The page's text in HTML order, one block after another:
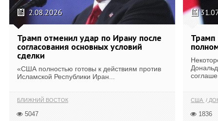
2.08.2026
Трамп отменил удар по Ирану после
согласования основных условий
сделки
«США полностью готовы к действиям против
Исламской Республики Иран...
БЛИЖНИЙ ВОСТОК
5047
Трамп
США
1836